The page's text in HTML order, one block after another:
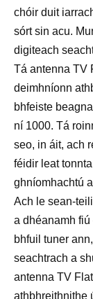
chóir duit
sórt sin acu.
digiteach
Tá antenna TV
deimhníonn
bhfeiste
ní 1000. Tá
seo, in áit, ach
féidir leat
ghníomhachtú
Ach le sean-
a dhéanamh
bhfuil tuner
seachtrach a
antenna TV
athbhreithnithe